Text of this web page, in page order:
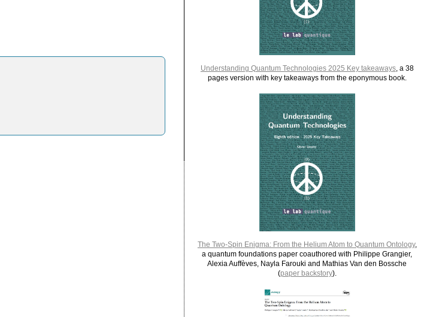
Understanding Quantum Technologies 2025 Key takeaways, a 38
pages version with key takeaways from the eponymous book.
The Two-Spin Enigma: From the Helium Atom to Quantum Ontology,
a quantum foundations paper coauthored with Philippe Grangier,
Alexia Auffèves, Nayla Farouki and Mathias Van den Bossche
(paper backstory).